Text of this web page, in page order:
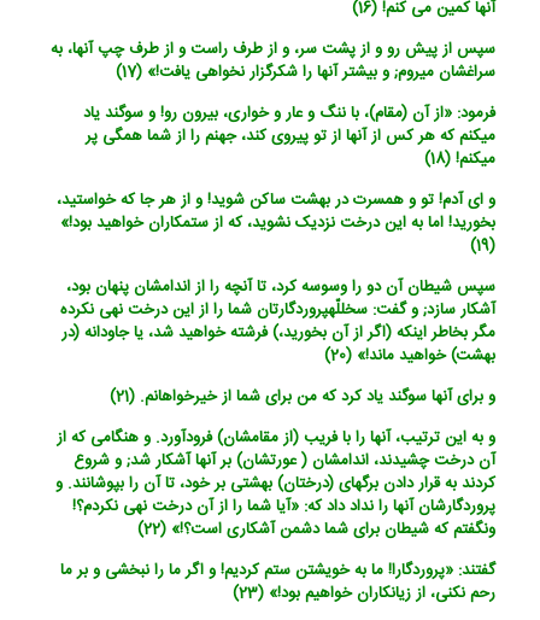
آنها کمین می کنم! (16)
سپس از پیش رو و از پشت سر، و از طرف راست و از طرف چپ آنها، به
سراغشان می‏روم; و بیشتر آنها را شکرگزار نخواهی یافت!» (17)
فرمود: «از آن (مقام)، با ننگ و عار و خواری، بیرون رو! و سوگند یاد
می‏کنم که هر کس از آنها از تو پیروی کند، جهنم را از شما همگی پر
می‏کنم! (18)
و ای آدم! تو و همسرت در بهشت ساکن شوید! و از هر جا که خواستید،
بخورید! اما به این درخت نزدیک نشوید، که از ستمکاران خواهید بود!»
(19)
سپس شیطان آن دو را وسوسه کرد، تا آنچه را از اندامشان پنهان بود،
آشکار سازد; و گفت: س‏خ‏للّهپروردگارتان شما را از این درخت نهی نکرده
مگر بخاطر اینکه (اگر از آن بخورید،) فرشته خواهید شد، یا جاودانه (در
بهشت) خواهید ماند!» (20)
و برای آنها سوگند یاد کرد که من برای شما از خیرخواهانم. (21)
و به این ترتیب، آنها را با فریب (از مقامشان) فرودآورد. و هنگامی که از
آن درخت چشیدند، اندامشان ( عورتشان) بر آنها آشکار شد; و شروع
کردند به قرار دادن برگهای (درختان) بهشتی بر خود، تا آن را بپوشانند. و
پروردگارشان آنها را نداد داد که: «آیا شما را از آن درخت نهی نکردم؟!
ونگفتم که شیطان برای شما دشمن آشکاری است؟!» (22)
گفتند: «پروردگارا! ما به خویشتن ستم کردیم! و اگر ما را نبخشی و بر ما
رحم نکنی، از زیانکاران خواهیم بود!» (23)